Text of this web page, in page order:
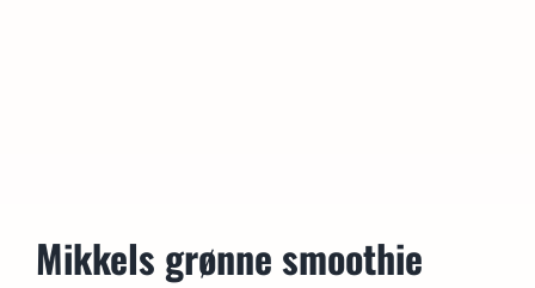
Mikkels grønne smoothie